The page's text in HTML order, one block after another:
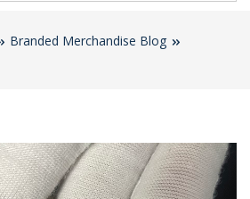
Branded Merchandise Blog